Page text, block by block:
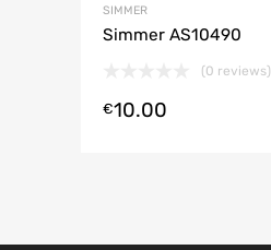
SIMMER
Simmer AS10490
(0 reviews)
€10.00